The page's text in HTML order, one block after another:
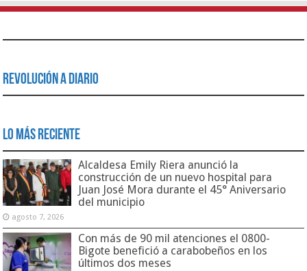
Revolución a Diario
Lo Más Reciente
Alcaldesa Emily Riera anunció la
construcción de un nuevo hospital para
Juan José Mora durante el 45° Aniversario
del municipio
agosto 7, 2026
Con más de 90 mil atenciones el 0800-
Bigote benefició a carabobeños en los
últimos dos meses